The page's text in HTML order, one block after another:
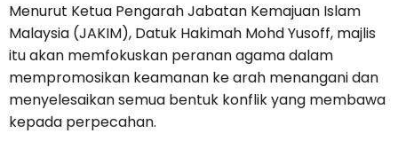
Menurut Ketua Pengarah Jabatan Kemajuan Islam
Malaysia (JAKIM), Datuk Hakimah Mohd Yusoff, majlis
itu akan memfokuskan peranan agama dalam
mempromosikan keamanan ke arah menangani dan
menyelesaikan semua bentuk konflik yang membawa
kepada perpecahan.